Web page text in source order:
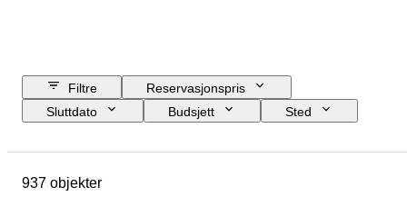
Filtre
Reservasjonspris
Sluttdato
Budsjett
Sted
Materiale
937 objekter